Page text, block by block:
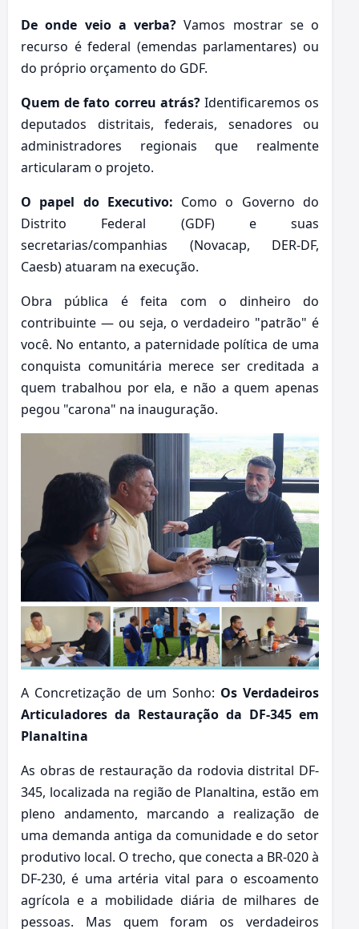
De onde veio a verba? Vamos mostrar se o
recurso é federal (emendas parlamentares) ou
do próprio orçamento do GDF.
Quem de fato correu atrás?Identificaremos os
deputados distritais, federais, senadores ou
administradores regionais que realmente
articularam o projeto.
O papel do Executivo: Como o Governo do
Distrito Federal (GDF) e suas
secretarias/companhias (Novacap, DER-DF,
Caesb) atuaram na execução.
Obra pública é feita com o dinheiro do
contribuinte — ou seja, o verdadeiro "patrão" é
você. No entanto, a paternidade política de uma
conquista comunitária merece ser creditada a
quem trabalhou por ela, e não a quem apenas
pegou "carona" na inauguração.
A Concretização de um Sonho: Os Verdadeiros
Articuladores da Restauração da DF-345 em
Planaltina
As obras de restauração da rodovia distrital DF-
345, localizada na região de Planaltina, estão em
pleno andamento, marcando a realização de
uma demanda antiga da comunidade e do setor
produtivo local. O trecho, que conecta a BR-020 à
DF-230, é uma artéria vital para o escoamento
agrícola e a mobilidade diária de milhares de
pessoas. Mas quem foram os verdadeiros